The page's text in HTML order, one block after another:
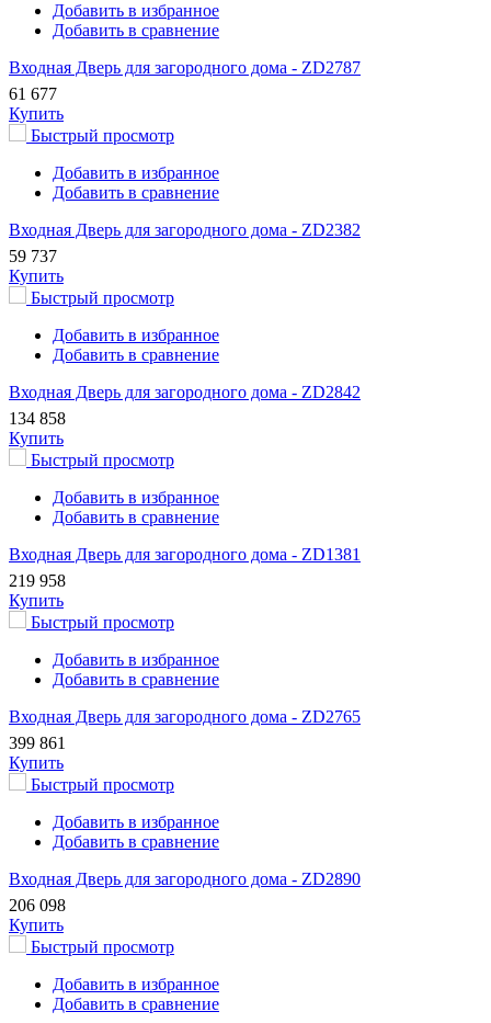
Добавить в избранное
Добавить в сравнение
Входная Дверь для загородного дома - ZD2787
61 677
Купить
Быстрый просмотр
Добавить в избранное
Добавить в сравнение
Входная Дверь для загородного дома - ZD2382
59 737
Купить
Быстрый просмотр
Добавить в избранное
Добавить в сравнение
Входная Дверь для загородного дома - ZD2842
134 858
Купить
Быстрый просмотр
Добавить в избранное
Добавить в сравнение
Входная Дверь для загородного дома - ZD1381
219 958
Купить
Быстрый просмотр
Добавить в избранное
Добавить в сравнение
Входная Дверь для загородного дома - ZD2765
399 861
Купить
Быстрый просмотр
Добавить в избранное
Добавить в сравнение
Входная Дверь для загородного дома - ZD2890
206 098
Купить
Быстрый просмотр
Добавить в избранное
Добавить в сравнение